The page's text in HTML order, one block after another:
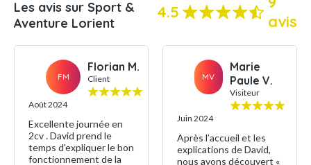
Les avis sur Sport &
Aventure Lorient
4.5
avis
FM
Florian M.
Client
Août 2024
Excellente journée en
2cv . David prend le
temps d'expliquer le bon
fonctionnement de la
MV
Marie
Paule V.
Visiteur
Juin 2024
Après l’accueil et les
explications de David,
nous avons découvert «